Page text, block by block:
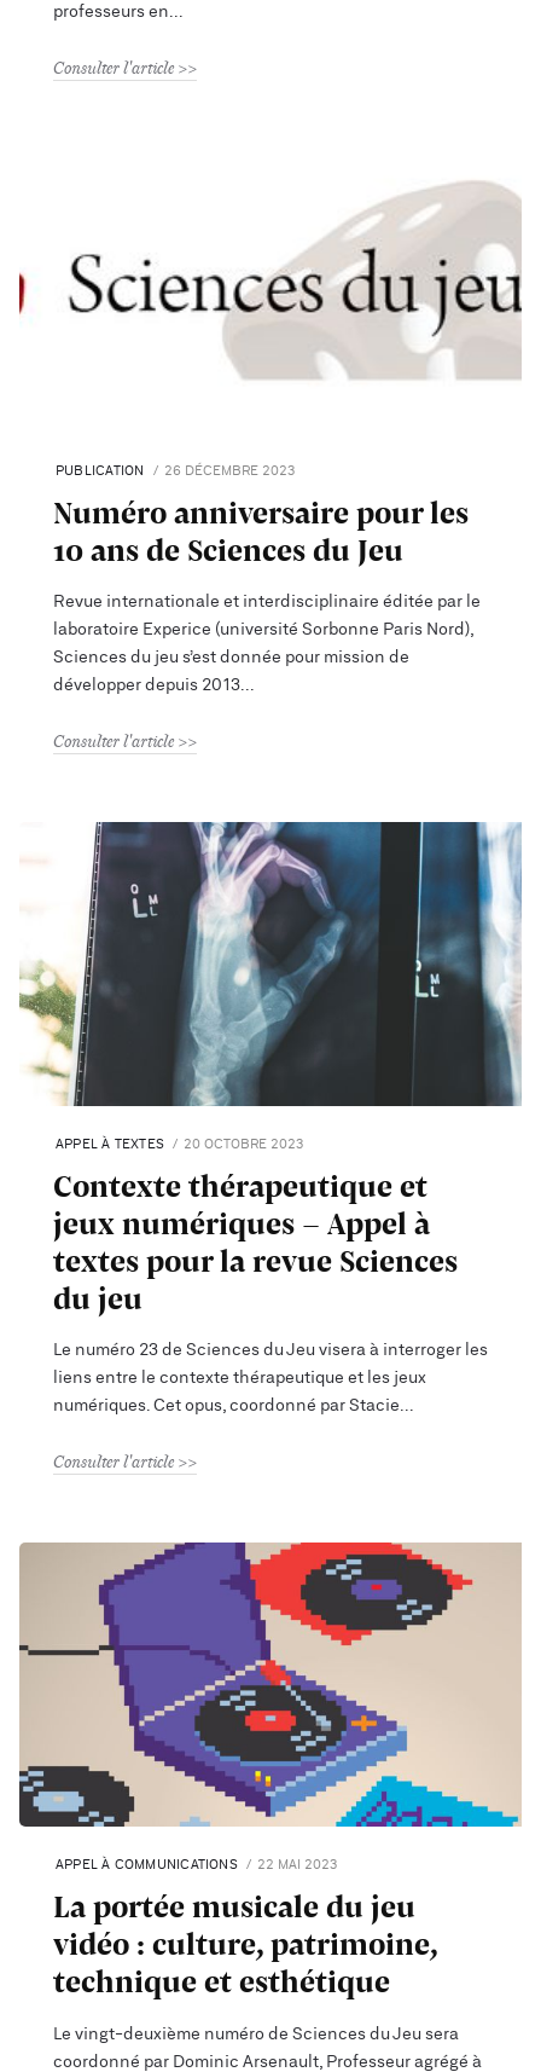
professeurs en
Consulter l'article
PUBLICATION 26 DÉCEMBRE 2023
Numéro anniversaire pour les
10 ans de Sciences du Jeu
Revue internationale et interdisciplinaire éditée par le
laboratoire Experice (université Sorbonne Paris Nord),
Sciences du jeu s’est donnée pour mission de
développer depuis 2013
Consulter l'article
APPEL À TEXTES 20 OCTOBRE 2023
Contexte thérapeutique et
jeux numériques – Appel à
textes pour la revue Sciences
du jeu
Le numéro 23 de Sciences du Jeu visera à interroger les
liens entre le contexte thérapeutique et les jeux
numériques. Cet opus, coordonné par Stacie
Consulter l'article
APPEL À COMMUNICATIONS 22 MAI 2023
La portée musicale du jeu
vidéo : culture, patrimoine,
technique et esthétique
Le vingt-deuxième numéro de Sciences du Jeu sera
coordonné par Dominic Arsenault, Professeur agrégé à